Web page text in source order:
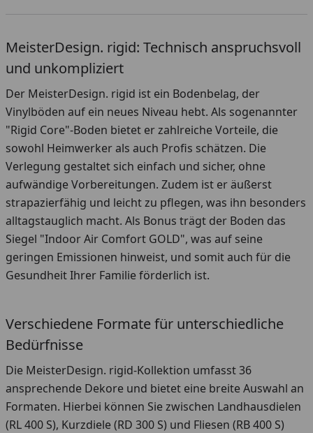
MeisterDesign. rigid: Technisch anspruchsvoll
und unkompliziert
Der MeisterDesign. rigid ist ein Bodenbelag, der
Vinylböden auf ein neues Niveau hebt. Als sogenannter
"Rigid Core"-Boden bietet er zahlreiche Vorteile, die
sowohl Heimwerker als auch Profis schätzen. Die
Verlegung gestaltet sich einfach und sicher, ohne
aufwändige Vorbereitungen. Zudem ist er äußerst
strapazierfähig und leicht zu pflegen, was ihn besonders
alltagstauglich macht. Als Bonus trägt der Boden das
Siegel "Indoor Air Comfort GOLD", was auf seine
geringen Emissionen hinweist, und somit auch für die
Gesundheit Ihrer Familie förderlich ist.
Verschiedene Formate für unterschiedliche
Bedürfnisse
Die MeisterDesign. rigid-Kollektion umfasst 36
ansprechende Dekore und bietet eine breite Auswahl an
Formaten. Hierbei können Sie zwischen Landhausdielen
(RL 400 S), Kurzdiele (RD 300 S) und Fliesen (RB 400 S)